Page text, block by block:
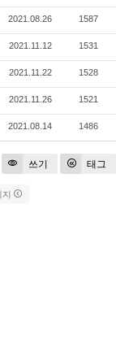
2021.08.26 1587
2021.11.12 1531
2021.11.22 1528
2021.11.26 1521
2021.08.14 1486
쓰기 태그
지